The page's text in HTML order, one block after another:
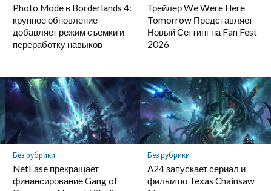
Photo Mode в Borderlands 4:
крупное обновление
добавляет режим съемки и
переработку навыков
Трейлер We Were Here
Tomorrow Представляет
Новый Сеттинг на Fan Fest
2026
Без рубрики
NetEase прекращает
финансирование Gang of
Без рубрики
A24 запускает сериал и
фильм по Texas Chainsaw